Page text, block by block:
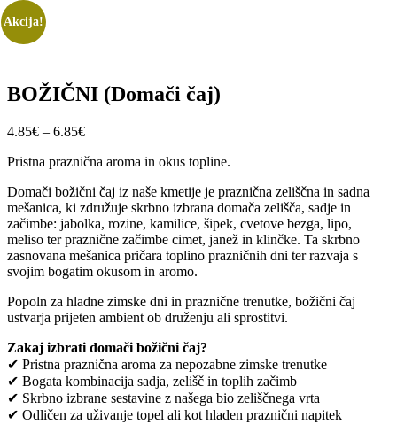
Akcija!
BOŽIČNI (Domači čaj)
4.85€ – 6.85€Cenovni
od
do
6.85€
Pristna praznična aroma in okus topline.
Domači božični čaj iz naše kmetije je praznična zeliščna in sadna
mešanica, ki združuje skrbno izbrana domača zelišča, sadje in
začimbe: jabolka, rozine, kamilice, šipek, cvetove bezga, lipo,
meliso ter praznične začimbe cimet, janež in klinčke. Ta skrbno
zasnovana mešanica pričara toplino prazničnih dni ter razvaja s
svojim bogatim okusom in aromo.
Popoln za hladne zimske dni in praznične trenutke, božični čaj
ustvarja prijeten ambient ob druženju ali sprostitvi.
Zakaj izbrati domači božični čaj?
✔ Pristna praznična aroma za nepozabne zimske trenutke
✔ Bogata kombinacija sadja, zelišč in toplih začimb
✔ Skrbno izbrane sestavine z našega bio zeliščnega vrta
✔ Odličen za uživanje topel ali kot hladen praznični napitek